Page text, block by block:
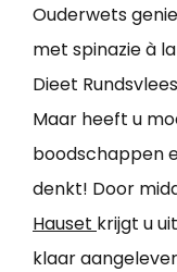
Ouderwets
met spinazie à
Dieet
Maar heeft u
boodschappen
denkt! Door
Hauset krijgt u
klaar